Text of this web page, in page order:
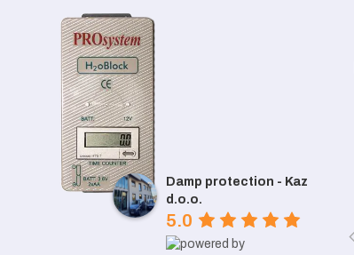
Damp protection - Kaz
d.o.o.
5.0